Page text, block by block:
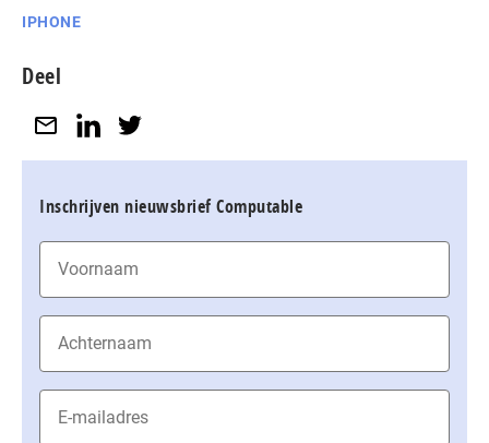
IPHONE
Deel
Inschrijven nieuwsbrief Computable